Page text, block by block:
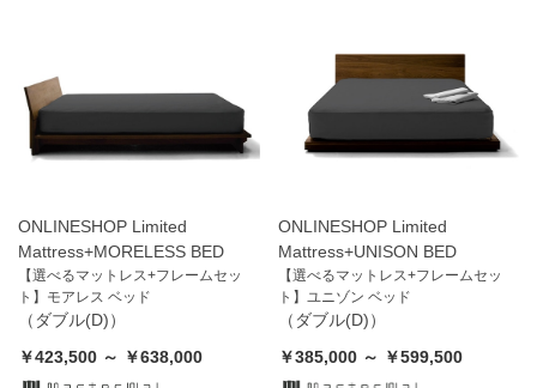
ONLINESHOP Limited
Mattress+MORELESS BED
【選べるマットレス+フレームセッ
ト】モアレス ベッド
（ダブル(D)）
￥423,500 ～ ￥638,000
ONLINESHOP Limited
Mattress+UNISON BED
【選べるマットレス+フレームセッ
ト】ユニゾン ベッド
（ダブル(D)）
￥385,000 ～ ￥599,500